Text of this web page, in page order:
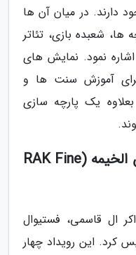
دارند. در میان آن ها
شعبده بازی، تئاتر
نمود. نمایش های
آموزش سنت ها و
یک پارچه سازی
فستیوال هنرهای زیبای راس الخیمه (RAK Fine
ذاکر ال قاسمی، فستیوال
کرد. این رویداد چهار